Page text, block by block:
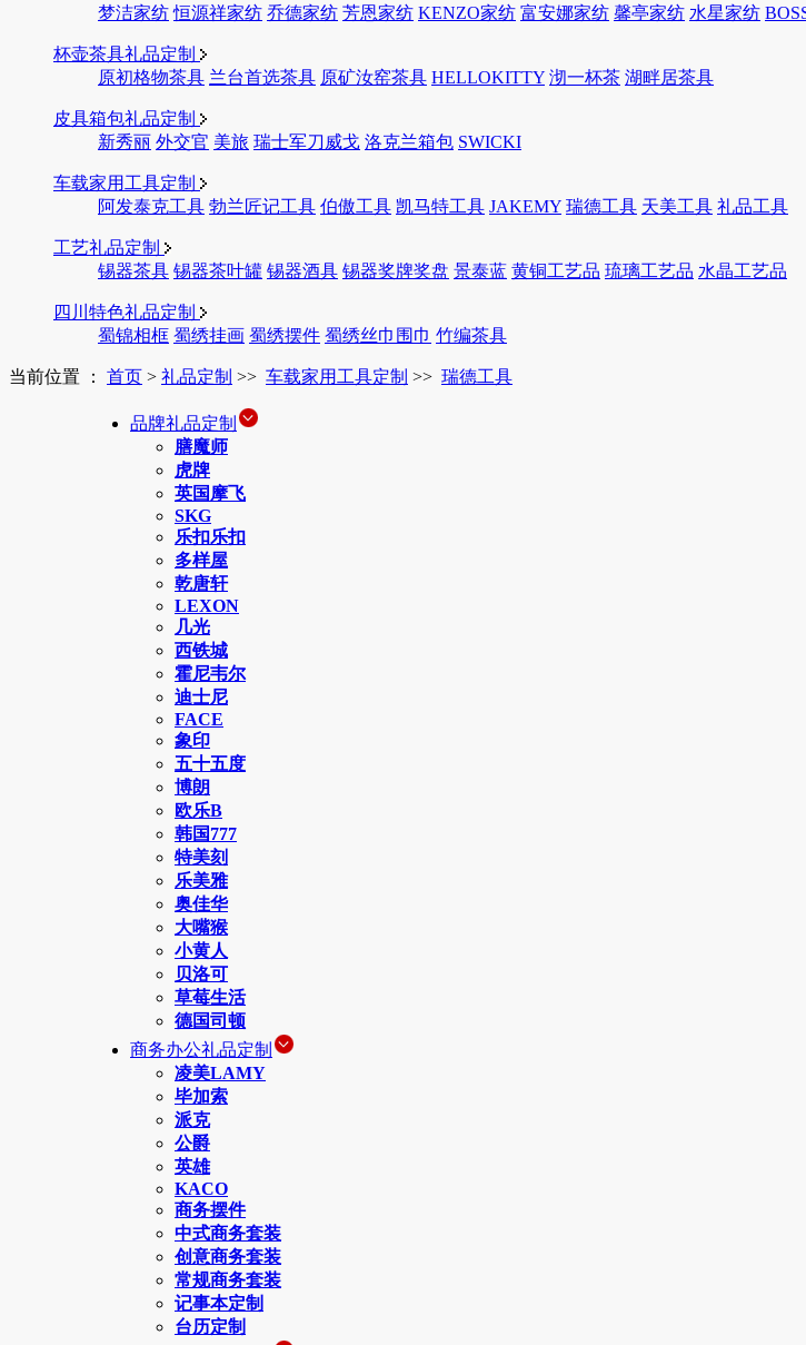
梦洁家纺 恒源祥家纺 乔德家纺 芳恩家纺 KENZO家纺 富安娜家纺 馨亭家纺 水星家纺
杯壶茶具礼品定制
原初格物茶具 兰台首选茶具 原矿汝窑茶具 HELLOKITTY 沏一杯茶 湖畔居茶具
皮具箱包礼品定制
新秀丽 外交官 美旅 瑞士军刀威戈 洛克兰箱包 SWICKI
车载家用工具定制
阿发泰克工具 勃兰匠记工具 伯傲工具 凯马特工具 JAKEMY 瑞德工具 天美工具 礼品工具
工艺礼品定制
锡器茶具 锡器茶叶罐 锡器酒具 锡器奖牌奖盘 景泰蓝 黄铜工艺品 琉璃工艺品 水晶工艺品
四川特色礼品定制
蜀锦相框 蜀绣挂画 蜀绣摆件 蜀绣丝巾围巾 竹编茶具
当前位置 ： 首页 > 礼品定制 >> 车载家用工具定制 >> 瑞德工具
品牌礼品定制
膳魔师
虎牌
英国摩飞
SKG
乐扣乐扣
多样屋
乾唐轩
LEXON
几光
西铁城
霍尼韦尔
迪士尼
FACE
象印
五十五度
博朗
欧乐B
韩国777
特美刻
乐美雅
奥佳华
大嘴猴
小黄人
贝洛可
草莓生活
德国司顿
商务办公礼品定制
凌美LAMY
毕加索
派克
公爵
英雄
KACO
商务摆件
中式商务套装
创意商务套装
常规商务套装
记事本定制
台历定制